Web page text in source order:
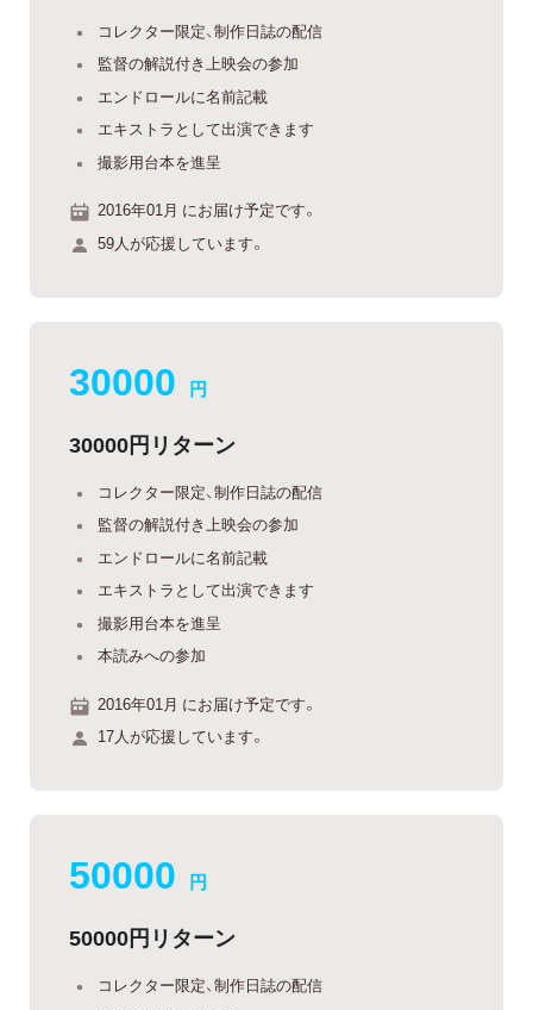
コレクター限定、制作日誌の配信
監督の解説付き上映会の参加
エンドロールに名前記載
エキストラとして出演できます
撮影用台本を進呈
2016年01月 にお届け予定です。
59人が応援しています。
30000 円
30000円リターン
コレクター限定、制作日誌の配信
監督の解説付き上映会の参加
エンドロールに名前記載
エキストラとして出演できます
撮影用台本を進呈
本読みへの参加
2016年01月 にお届け予定です。
17人が応援しています。
50000 円
50000円リターン
コレクター限定、制作日誌の配信